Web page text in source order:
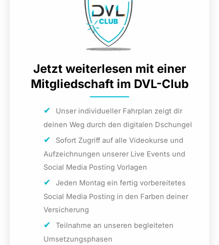
Was nicht geht, ist einfach Bilder von Google
herunterzuladen und sie zu benutzen.
Hier sind die beiden Seiten für Stockfotos aus dem Video:
Jetzt weiterlesen mit einer
Mitgliedschaft im DVL-Club
Unser individueller Fahrplan zeigt dir
deinen Weg durch den digitalen Dschungel
Sofort Zugriff auf alle Videokurse und
Aufzeichnungen unserer Live Events und
Social Media Posting Vorlagen
Jeden Montag ein fertig vorbereitetes
Social Media Posting in den Farben deiner
Versicherung
Teilnahme an unseren begleiteten
Umsetzungsphasen